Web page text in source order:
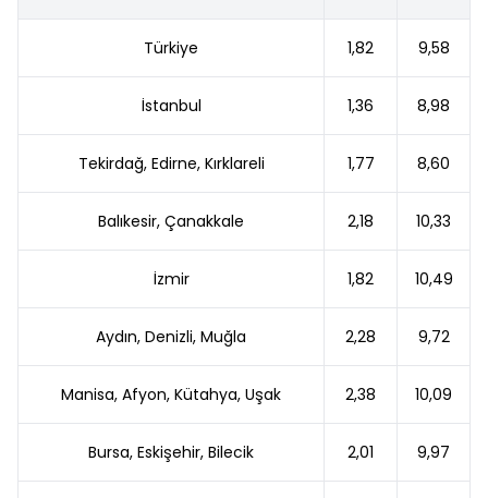
Türkiye 1,82 9,58
İstanbul 1,36 8,98
Tekirdağ, Edirne, Kırklareli 1,77 8,60
Balıkesir, Çanakkale 2,18 10,33
İzmir 1,82 10,49
Aydın, Denizli, Muğla 2,28 9,72
Manisa, Afyon, Kütahya, Uşak 2,38 10,09
Bursa, Eskişehir, Bilecik 2,01 9,97